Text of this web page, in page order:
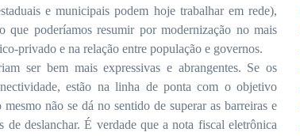
e municipais podem hoje trabalhar em rede),
que poderíamos resumir por modernização no mais
privado e na relação entre população e governos.
ser bem mais expressivas e abrangentes. Se os
estão na linha de ponta com o objetivo
não se dá no sentido de superar as barreiras e
de deslanchar.É verdade que a nota fiscal eletrônica